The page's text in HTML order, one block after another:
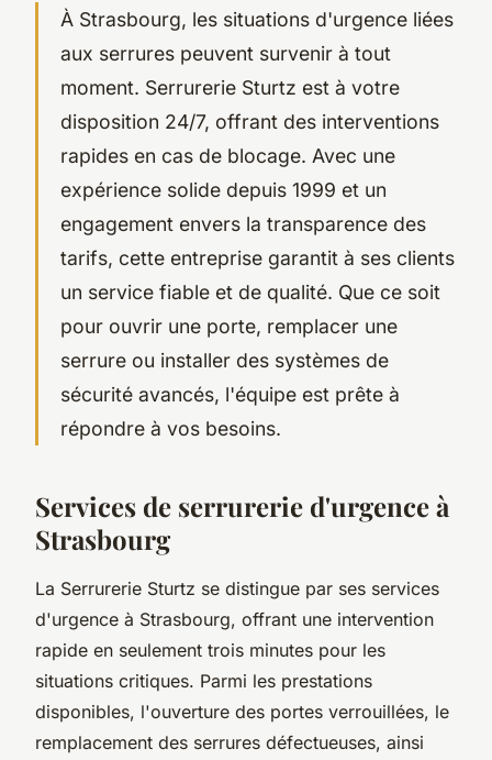
À Strasbourg, les situations d'urgence liées
aux serrures peuvent survenir à tout
moment. Serrurerie Sturtz est à votre
disposition 24/7, offrant des interventions
rapides en cas de blocage. Avec une
expérience solide depuis 1999 et un
engagement envers la transparence des
tarifs, cette entreprise garantit à ses clients
un service fiable et de qualité. Que ce soit
pour ouvrir une porte, remplacer une
serrure ou installer des systèmes de
sécurité avancés, l'équipe est prête à
répondre à vos besoins.
Services de serrurerie d'urgence à
Strasbourg
La Serrurerie Sturtz se distingue par ses services
d'urgence à Strasbourg, offrant une intervention
rapide en seulement trois minutes pour les
situations critiques. Parmi les prestations
disponibles, l'ouverture des portes verrouillées, le
remplacement des serrures défectueuses, ainsi